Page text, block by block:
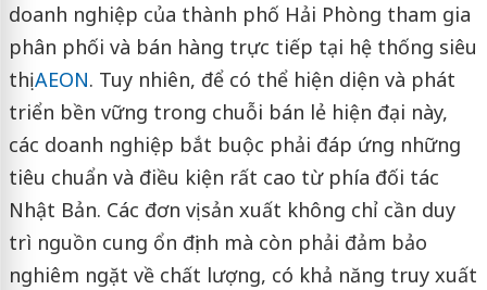
doanh nghiệp của thành phố Hải Phòng tham gia
phân phối và bán hàng trực tiếp tại hệ thống siêu
thịAEON. Tuy nhiên, để có thể hiện diện và phát
triển bền vững trong chuỗi bán lẻ hiện đại này,
các doanh nghiệp bắt buộc phải đáp ứng những
tiêu chuẩn và điều kiện rất cao từ phía đối tác
Nhật Bản. Các đơn vị sản xuất không chỉ cần duy
trì nguồn cung ổn định mà còn phải đảm bảo
nghiêm ngặt về chất lượng, có khả năng truy xuất